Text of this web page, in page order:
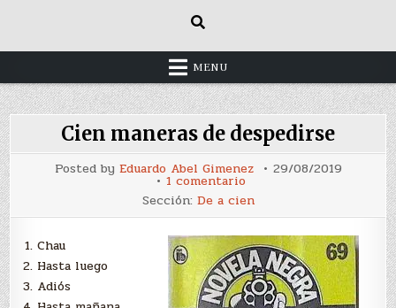
MENU
Cien maneras de despedirse
Posted by Eduardo Abel Gimenez 29/08/2019
1 comentarioen
maneras
de
Sección: De a cien
Chau
Hasta luego
Adiós